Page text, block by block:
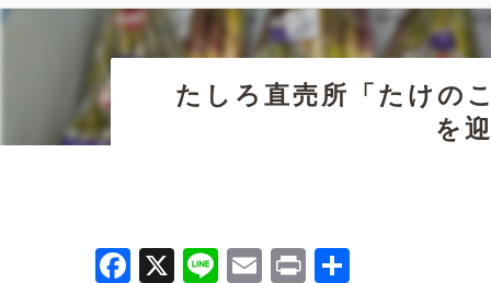
たしろ直売所「たけの
を
Facebook
X LineEmail
Print
共